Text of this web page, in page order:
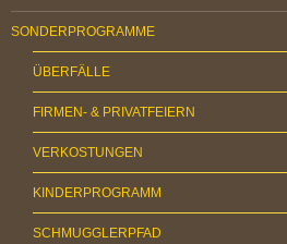
SONDERPROGRAMME
ÜBERFÄLLE
FIRMEN- & PRIVATFEIERN
VERKOSTUNGEN
KINDERPROGRAMM
SCHMUGGLERPFAD